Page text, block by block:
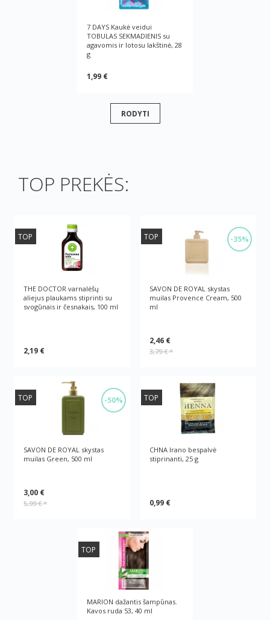
7 DAYS Kaukė veidui
TOBULAS SEKMADIENIS su
agavomis ir lotosu lakštinė, 28
g
1,99 €
RODYTI
TOP PREKĖS:
TOP
THE DOCTOR varnalėšų
aliejus plaukams stiprinti su
svogūnais ir česnakais, 100 ml
2,19 €
-35%
TOP
SAVON DE ROYAL skystas
muilas Provence Cream, 500
ml
2,46 €
3,79 €*
-50%
TOP
SAVON DE ROYAL skystas
muilas Green, 500 ml
3,00 €
5,99 €*
TOP
CHNA Irano bespalvė
stiprinanti, 25 g
0,99 €
TOP
MARION dažantis šampūnas.
Kavos ruda 53, 40 ml